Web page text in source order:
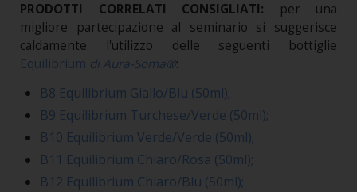
PRODOTTI CORRELATI CONSIGLIATI:
per una
migliore partecipazione al seminario si suggerisce
caldamente l'utilizzo delle seguenti bottiglie
Equilibrium di Aura-Soma®:
B8 Equilibrium Giallo/Blu (50ml);
B9 Equilibrium Turchese/Verde (50ml);
B10 Equilibrium Verde/Verde (50ml);
B11 Equilibrium Chiaro/Rosa (50ml);
B12 Equilibrium Chiaro/Blu (50ml);